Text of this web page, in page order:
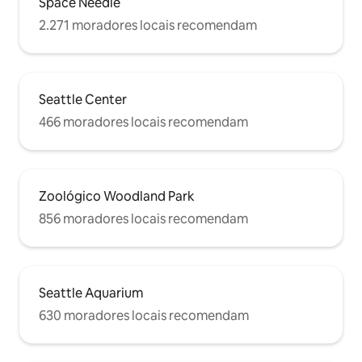
2.271 moradores locais recomendam
Seattle Center
466 moradores locais recomendam
Zoológico Woodland Park
856 moradores locais recomendam
Seattle Aquarium
630 moradores locais recomendam